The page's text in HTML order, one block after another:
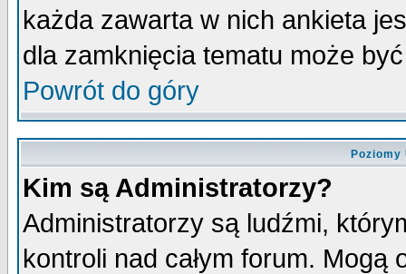
każda zawarta w nich ankieta
dla zamknięcia tematu może
Powrót do góry
Kim są Administratorzy?
Administratorzy są ludźmi,
kontroli nad całym forum.